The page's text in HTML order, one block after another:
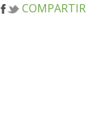
COMPARTIR